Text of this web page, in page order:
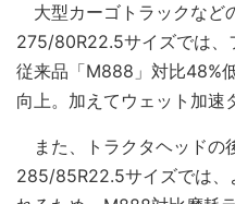
大型カーゴトラックなど
275/80R22.5サイズでは、
従来品「M888」対比48%
向上。加えてウェット加速
また、トラクタヘッドの
285/85R22.5サイズでは、